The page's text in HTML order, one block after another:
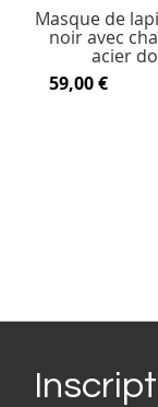
Masque de
noir avec
acier
59,00 €